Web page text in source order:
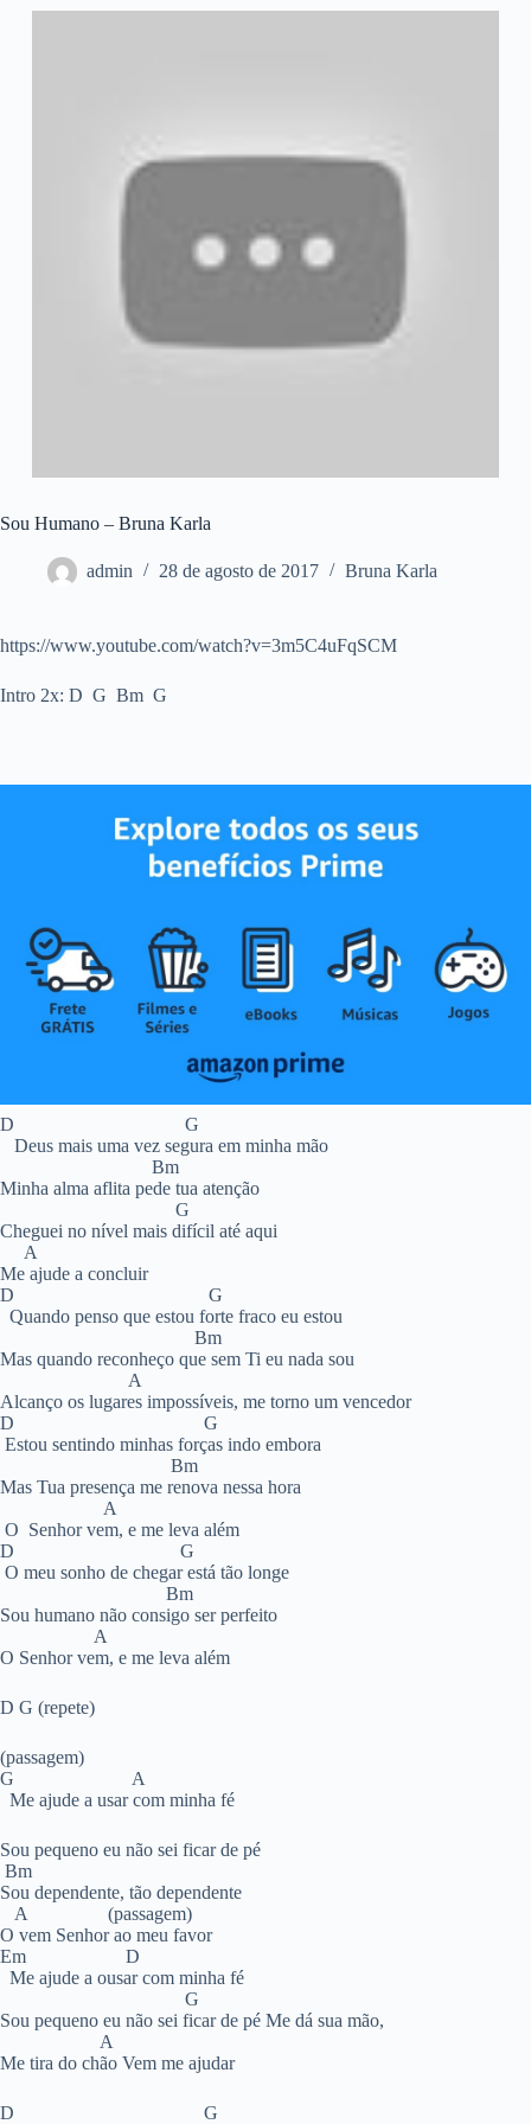
Sou Humano – Bruna Karla
admin 28 de agosto de 2017 Bruna Karla
https://www.youtube.com/watch?v=3m5C4uFqSCM
Intro 2x: D G Bm G
D G
Deus mais uma vez segura em minha mão
Bm
Minha alma aflita pede tua atenção
G
Cheguei no nível mais difícil até aqui
A
Me ajude a concluir
D G
Quando penso que estou forte fraco eu estou
Bm
Mas quando reconheço que sem Ti eu nada sou
A
Alcanço os lugares impossíveis, me torno um vencedor
D G
Estou sentindo minhas forças indo embora
Bm
Mas Tua presença me renova nessa hora
A
O Senhor vem, e me leva além
D G
O meu sonho de chegar está tão longe
Bm
Sou humano não consigo ser perfeito
A
O Senhor vem, e me leva além
D G (repete)
(passagem)
G A
Me ajude a usar com minha fé
Sou pequeno eu não sei ficar de pé
Bm
Sou dependente, tão dependente
A (passagem)
O vem Senhor ao meu favor
Em D
Me ajude a ousar com minha fé
G
Sou pequeno eu não sei ficar de pé Me dá sua mão,
A
Me tira do chão Vem me ajudar
D G